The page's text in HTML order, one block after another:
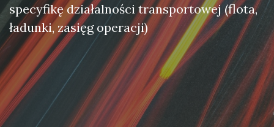
specyfikę działalności transportowej (flota,
ładunki, zasięg operacji)